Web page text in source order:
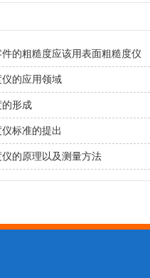
的粗糙度应该用表面粗糙度仪
的应用领域
形成
标准的提出
的原理以及测量方法